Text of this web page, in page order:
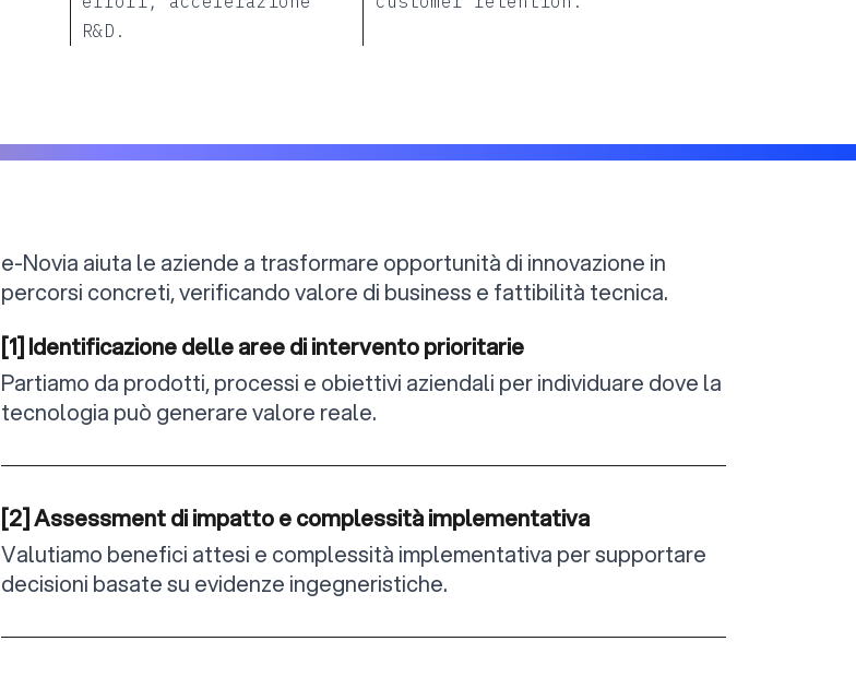
R&D.
e-Novia aiuta le aziende a trasformare opportunità di innovazione in
percorsi concreti, verificando valore di business e fattibilità tecnica.
[1] Identificazione delle aree di intervento prioritarie
Partiamo da prodotti, processi e obiettivi aziendali per individuare dove la
tecnologia può generare valore reale.
[2] Assessment di impatto e complessità implementativa
Valutiamo benefici attesi e complessità implementativa per supportare
decisioni basate su evidenze ingegneristiche.